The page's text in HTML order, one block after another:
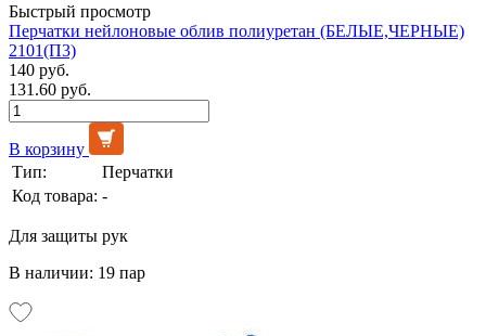
Быстрый просмотр
Перчатки нейлоновые облив полиуретан (БЕЛЫЕ,ЧЕРНЫЕ)
2101(П3)
140 руб.
131.60 руб.
В корзину
Тип:
Перчатки
Код товара: -
Для защиты рук
В наличии: 19 пар